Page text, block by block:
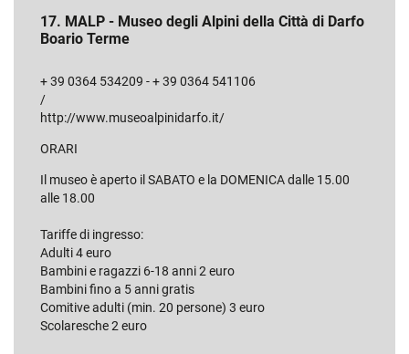
17. MALP - Museo degli Alpini della Città di Darfo
Boario Terme
+ 39 0364 534209 - + 39 0364 541106
/
http://www.museoalpinidarfo.it/
ORARI
Il museo è aperto il SABATO e la DOMENICA dalle 15.00
alle 18.00
Tariffe di ingresso:
Adulti 4 euro
Bambini e ragazzi 6-18 anni 2 euro
Bambini fino a 5 anni gratis
Comitive adulti (min. 20 persone) 3 euro
Scolaresche 2 euro